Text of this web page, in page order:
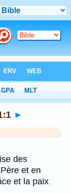
►
des
et en
et la paix